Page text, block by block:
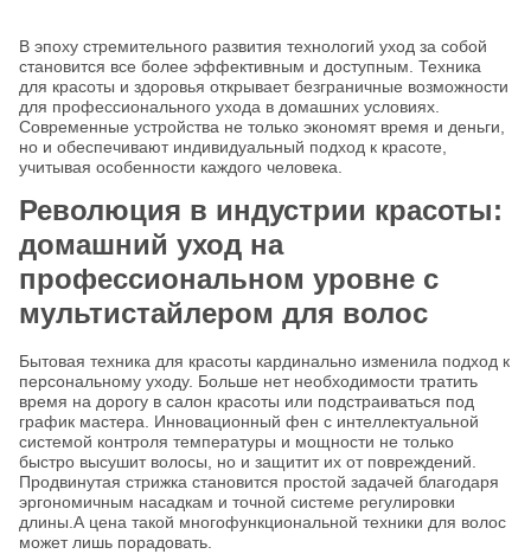
В эпоху стремительного развития технологий уход за собой
становится все более эффективным и доступным. Техника
для красоты и здоровья открывает безграничные возможности
для профессионального ухода в домашних условиях.
Современные устройства не только экономят время и деньги,
но и обеспечивают индивидуальный подход к красоте,
учитывая особенности каждого человека.
Революция в индустрии красоты:
домашний уход на
профессиональном уровне с
мультистайлером для волос
Бытовая техника для красоты кардинально изменила подход к
персональному уходу. Больше нет необходимости тратить
время на дорогу в салон красоты или подстраиваться под
график мастера. Инновационный фен с интеллектуальной
системой контроля температуры и мощности не только
быстро высушит волосы, но и защитит их от повреждений.
Продвинутая стрижка становится простой задачей благодаря
эргономичным насадкам и точной системе регулировки
длины.А цена такой многофункциональной техники для волос
может лишь порадовать.